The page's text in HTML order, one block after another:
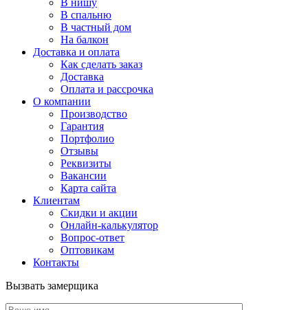
В нишу
В спальню
В частный дом
На балкон
Доставка и оплата
Как сделать заказ
Доставка
Оплата и рассрочка
О компании
Производство
Гарантия
Портфолио
Отзывы
Реквизиты
Вакансии
Карта сайта
Клиентам
Скидки и акции
Онлайн-калькулятор
Вопрос-ответ
Оптовикам
Контакты
Вызвать замерщика